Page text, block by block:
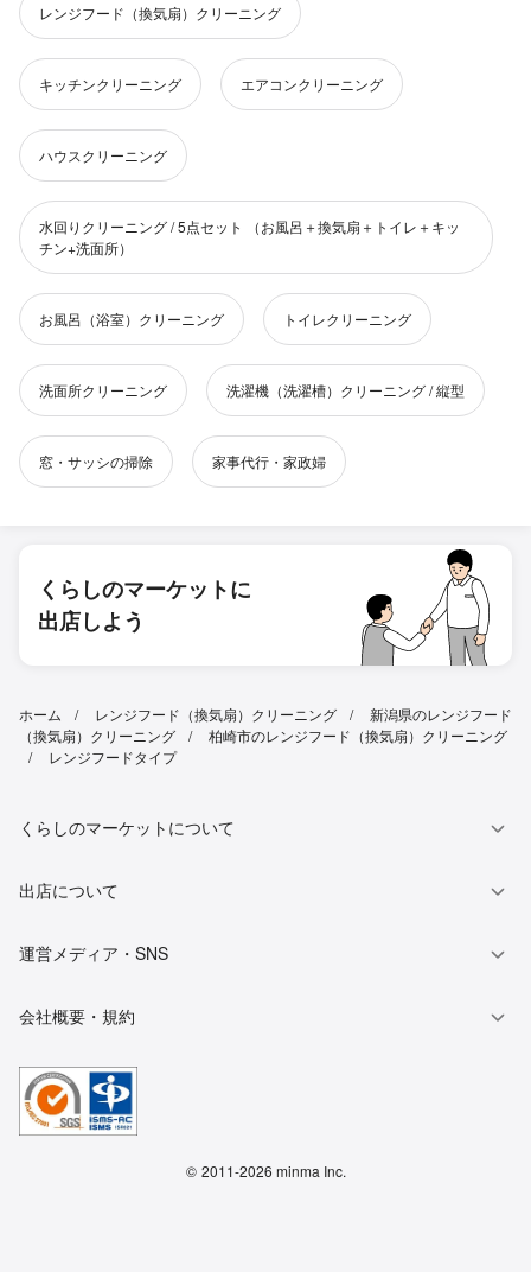
レンジフード（換気扇）クリーニング
キッチンクリーニング エアコンクリーニング
ハウスクリーニング
水回りクリーニング / 5点セット （お風呂＋換気扇＋トイレ＋キッ
チン+洗面所）
お風呂（浴室）クリーニング トイレクリーニング
洗面所クリーニング 洗濯機（洗濯槽）クリーニング / 縦型
窓・サッシの掃除 家事代行・家政婦
くらしのマーケットに
出店しよう
ホーム レンジフード（換気扇）クリーニング
新潟県のレンジフード
（換気扇）クリーニング
柏崎市のレンジフード（換気扇）クリーニング
レンジフードタイプ
くらしのマーケットについて
出店について
運営メディア・SNS
会社概要・規約
© 2011-2026 minma Inc.